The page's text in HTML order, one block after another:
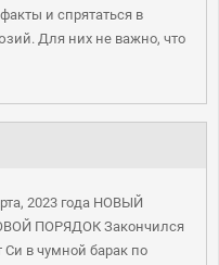
и спрятаться в
Для них не важно, что
2023 года НОВЫЙ
ПОРЯДОК Закончился
Си в чумной барак по